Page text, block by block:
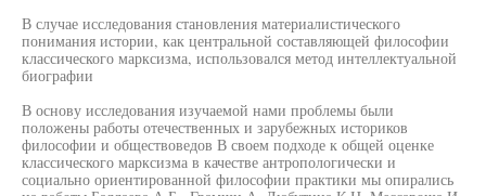
В случае исследования становления материалистического
понимания истории, как центральной составляющей философии
классического марксизма, использовался метод интеллектуальной
биографии
В основу исследования изучаемой нами проблемы были
положены работы отечественных и зарубежных историков
философии и обществоведов В своем подходе к общей оценке
классического марксизма в качестве антропологически и
социально ориентированной философии практики мы опирались